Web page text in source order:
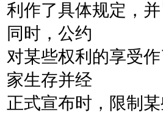
利作了具体规定，
同时，公约
对某些权利的享受
家生存并经
正式宣布时，限制